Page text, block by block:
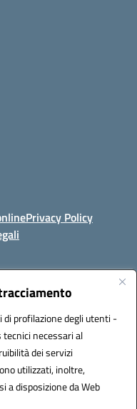
profilazione degli utenti -
necessari al
dei servizi
utilizzati, inoltre,
disposizione da Web
Privacy Policy
Citra